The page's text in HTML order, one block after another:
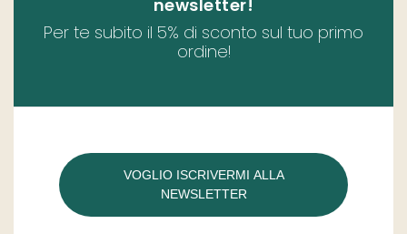
newsletter!​
Per te subito il 5% di sconto sul tuo primo
ordine!
VOGLIO ISCRIVERMI ALLA
NEWSLETTER